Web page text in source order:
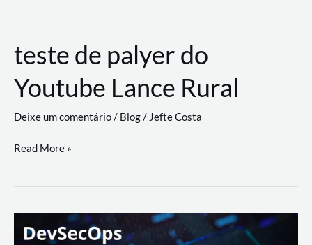
revoluciona
de
trabalho
com
a
workflows
teste de palyer do
Youtube Lance Rural
Deixe um comentário/ Blog/ Jefte Costa
teste
palyer
Lance
Read More »